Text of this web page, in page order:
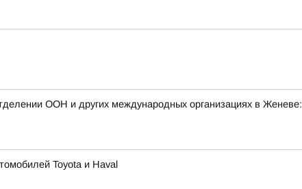
ООН и других международных организациях в Женеве:
Toyota и Haval